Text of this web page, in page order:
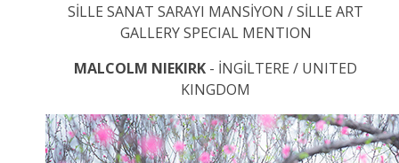
SİLLE SANAT SARAYI MANSİYON / SİLLE ART
GALLERY SPECIAL MENTION
MALCOLM NIEKIRK - İNGİLTERE / UNITED
KINGDOM